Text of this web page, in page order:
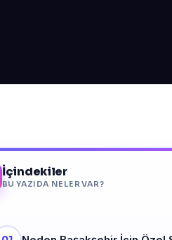
İçindekiler
BU YAZIDA NELER VAR?